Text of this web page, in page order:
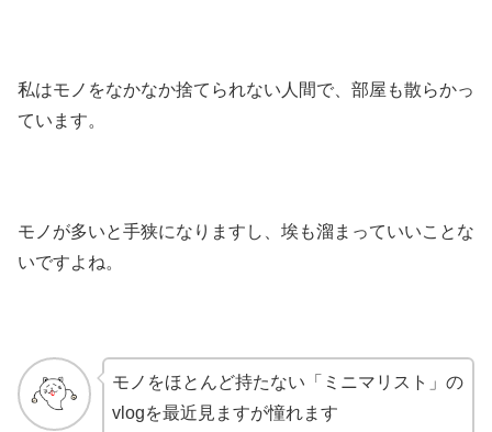
私はモノをなかなか捨てられない人間で、部屋も散らかっ
ています。
モノが多いと手狭になりますし、埃も溜まっていいことな
いですよね。
モノをほとんど持たない「ミニマリスト」の
vlogを最近見ますが憧れます